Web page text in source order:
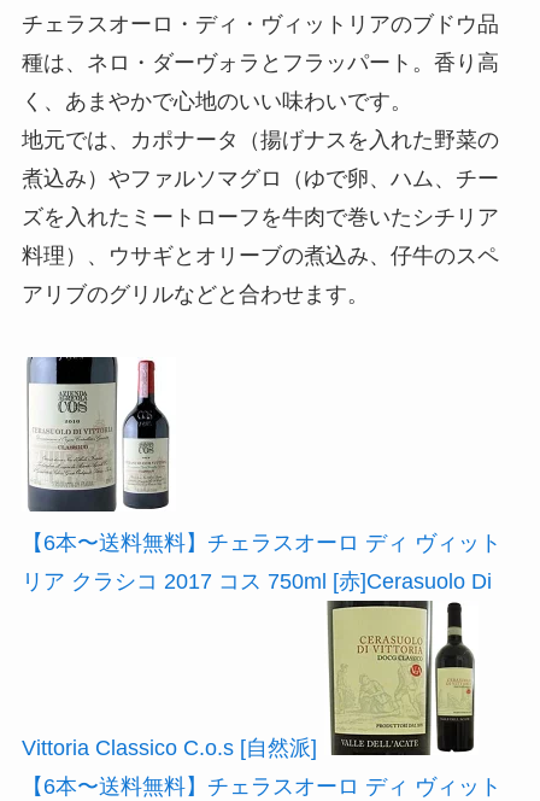
チェラスオーロ・ディ・ヴィットリアのブドウ品
種は、ネロ・ダーヴォラとフラッパート。香り高
く、あまやかで心地のいい味わいです。
地元では、カポナータ（揚げナスを入れた野菜の
煮込み）やファルソマグロ（ゆで卵、ハム、チー
ズを入れたミートローフを牛肉で巻いたシチリア
料理）、ウサギとオリーブの煮込み、仔牛のスペ
アリブのグリルなどと合わせます。
【6本〜送料無料】チェラスオーロ ディ ヴィット
リア クラシコ 2017 コス 750ml [赤]Cerasuolo Di
Vittoria Classico C.o.s [自然派]
【6本〜送料無料】チェラスオーロ ディ ヴィット